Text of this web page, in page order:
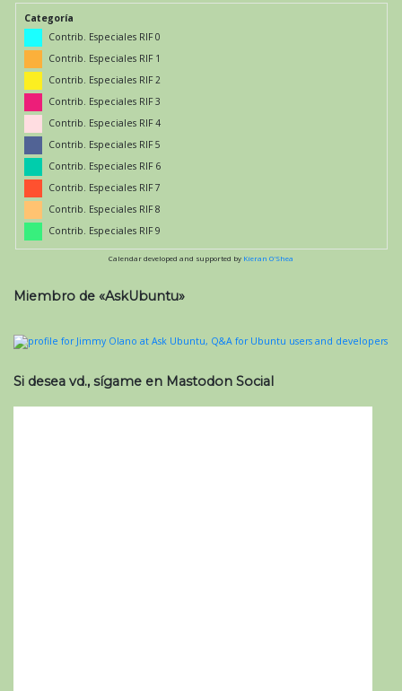
Categoría
Contrib. Especiales RIF 0
Contrib. Especiales RIF 1
Contrib. Especiales RIF 2
Contrib. Especiales RIF 3
Contrib. Especiales RIF 4
Contrib. Especiales RIF 5
Contrib. Especiales RIF 6
Contrib. Especiales RIF 7
Contrib. Especiales RIF 8
Contrib. Especiales RIF 9
Calendar developed and supported by Kieran O'Shea
Miembro de «AskUbuntu»
Si desea vd., sígame en Mastodon Social